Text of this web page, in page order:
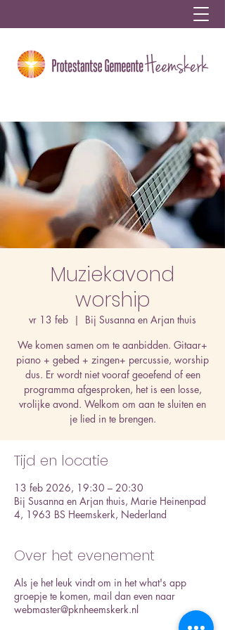
Muziekavond
worship
vr 13 feb
  |
Bij Susanna en Arjan thuis
We komen samen om te aanbidden. Gitaar+
piano + gebed + zingen+ percussie, worship
dus. Er wordt niet vooraf geoefend of een
programma afgesproken, het is een losse,
vrolijke avond. Welkom om aan te sluiten en
je lied in te brengen.
Tijd en locatie
13 feb 2026, 19:30 – 20:30
Bij Susanna en Arjan thuis, Marie Heinenpad
4, 1963 BS Heemskerk, Nederland
Over het evenement
Als je het leuk vindt om in het what's app
groepje te komen, mail dan even naar
webmaster@pknheemskerk.nl